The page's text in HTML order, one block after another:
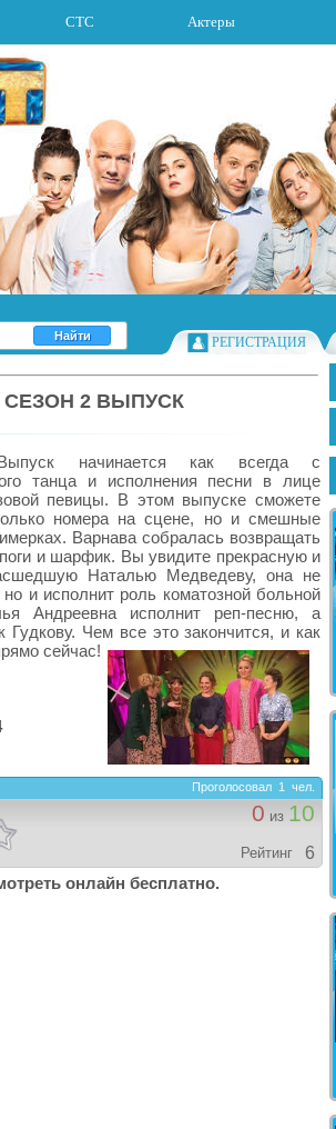
СТС Актеры
РЕГИСТРАЦИЯ
СЕЗОН 2 ВЫПУСК
начинается как всегда с
танца и исполнения песни в лице
певицы. В этом выпуске сможете
номера на сцене, но и смешные
Варнава собралась возвращать
и шарфик. Вы увидите прекрасную и
Наталью Медведеву, она не
и исполнит роль коматозной больной
Андреевна исполнит реп-песню, а
Чем все это закончится, и как
сейчас!
Проголосовал 1 чел.
0 из 10
Рейтинг
6
онлайн бесплатно.